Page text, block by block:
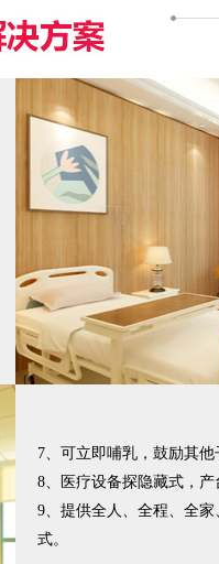
7、可立即哺乳，鼓励其
8、医疗设备探隐藏式，
9、提供全人、全程、全
式。